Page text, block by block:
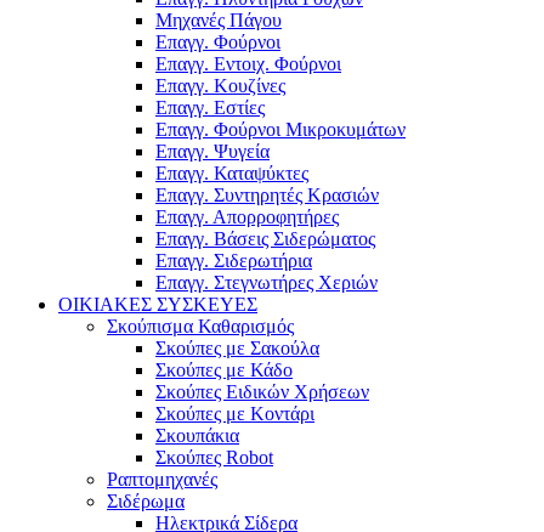
Μηχανές Πάγου
Επαγγ. Φούρνοι
Επαγγ. Εντοιχ. Φούρνοι
Επαγγ. Κουζίνες
Επαγγ. Εστίες
Επαγγ. Φούρνοι Μικροκυμάτων
Επαγγ. Ψυγεία
Επαγγ. Καταψύκτες
Επαγγ. Συντηρητές Κρασιών
Επαγγ. Απορροφητήρες
Επαγγ. Βάσεις Σιδερώματος
Επαγγ. Σιδερωτήρια
Επαγγ. Στεγνωτήρες Χεριών
ΟΙΚΙΑΚΕΣ ΣΥΣΚΕΥΕΣ
Σκούπισμα Καθαρισμός
Σκούπες με Σακούλα
Σκούπες με Κάδο
Σκούπες Ειδικών Χρήσεων
Σκούπες με Κοντάρι
Σκουπάκια
Σκούπες Robot
Ραπτομηχανές
Σιδέρωμα
Ηλεκτρικά Σίδερα